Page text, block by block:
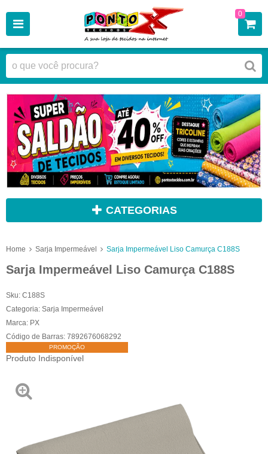
0
CATEGORIAS
Home Sarja Impermeável Sarja Impermeável Liso Camurça C188S
Sarja Impermeável Liso Camurça C188S
Sku: C188S
Categoria: Sarja Impermeável
Marca: PX
Código de Barras: 7892676068292
PROMOÇÃO
Produto Indisponível